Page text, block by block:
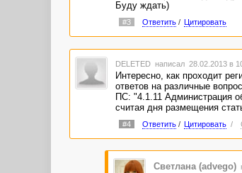
Буду ждать)
#3 Ответить/ Цитировать
DELETED написал 28.02.2013 в
Интересно, как проходит
ответов на различные
ПС: "4.1.11 Администрация
считая дня размещения
#4 Ответить/ Цитировать /
Светлана (advego)